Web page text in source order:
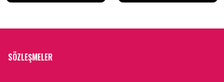
SÖZLEŞMELER